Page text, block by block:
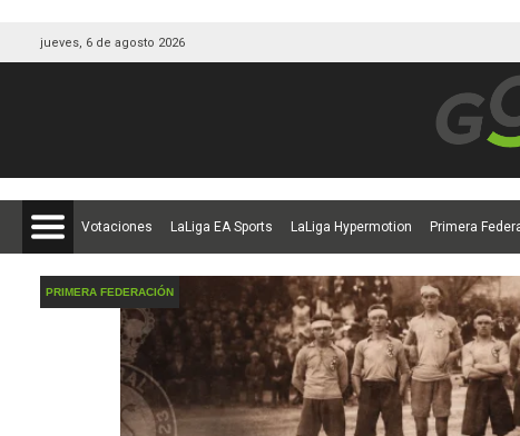
jueves, 6 de agosto 2026
Votaciones LaLiga EA Sports LaLiga Hypermotion Primera
PRIMERA FEDERACIÓN